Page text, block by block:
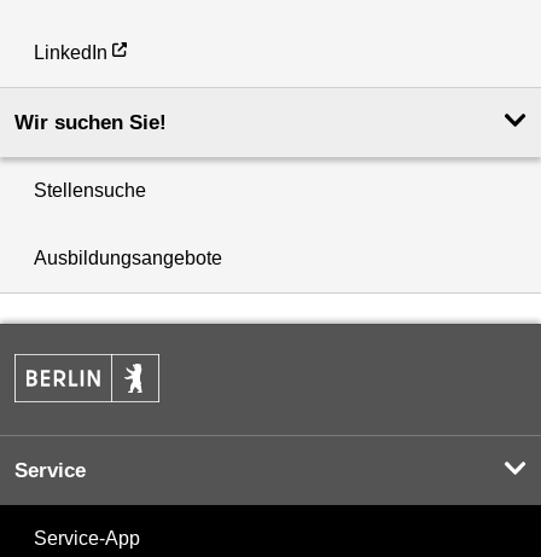
LinkedIn
Wir suchen Sie!
Stellensuche
Ausbildungsangebote
Service
Service-App